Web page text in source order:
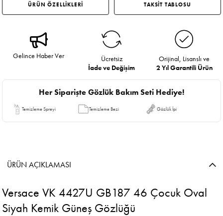
ÜRÜN ÖZELLİKLERİ TAKSİT TABLOSU
Gelince Haber Ver
Ücretsiz
İade ve Değişim
Orijinal, Lisanslı ve
2 Yıl Garantili Ürün
Her Siparişte Gözlük Bakım Seti Hediye!
Temizleme Spreyi Temizleme Bezi Gözlük İpi
ÜRÜN AÇIKLAMASI
Versace VK 4427U GB187 46 Çocuk Oval
Siyah Kemik Güneş Gözlüğü